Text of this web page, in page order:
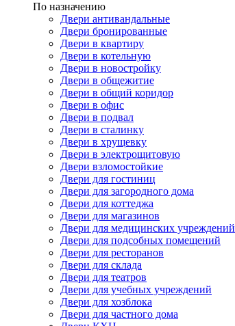
По назначению
Двери антивандальные
Двери бронированные
Двери в квартиру
Двери в котельную
Двери в новостройку
Двери в общежитие
Двери в общий коридор
Двери в офис
Двери в подвал
Двери в сталинку
Двери в хрущевку
Двери в электрощитовую
Двери взломостойкие
Двери для гостиниц
Двери для загородного дома
Двери для коттеджа
Двери для магазинов
Двери для медицинских учреждений
Двери для подсобных помещений
Двери для ресторанов
Двери для склада
Двери для театров
Двери для учебных учреждений
Двери для хозблока
Двери для частного дома